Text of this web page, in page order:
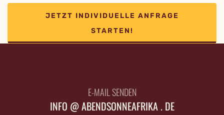
JETZT INDIVIDUELLE ANFRAGE
STARTEN!
E-MAIL SENDEN
INFO @ ABENDSONNEAFRIKA . DE